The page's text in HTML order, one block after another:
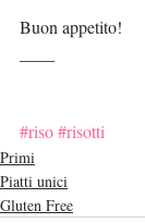
Buon appetito!
#riso#risotti
Primi
Piatti unici
Gluten Free